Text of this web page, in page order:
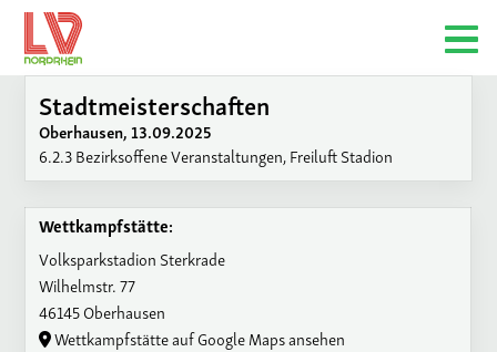
Stadtmeisterschaften
Oberhausen, 13.09.2025
6.2.3 Bezirksoffene Veranstaltungen, Freiluft Stadion
Wettkampfstätte:
Volksparkstadion Sterkrade
Wilhelmstr. 77
46145 Oberhausen
Wettkampfstätte auf Google Maps ansehen